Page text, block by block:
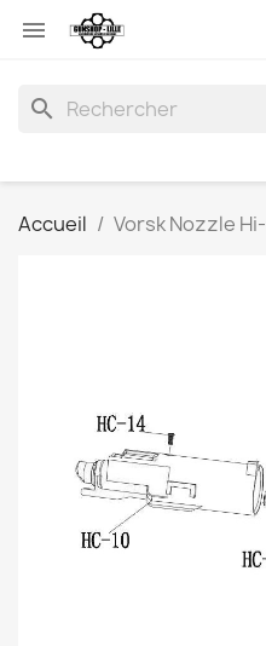

search
Accueil Vorsk Nozzle